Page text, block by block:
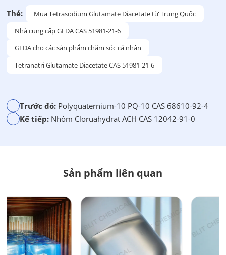
y
h
ế
Thẻ:
Mua Tetrasodium Glutamate Diacetate từ Trung Quốc
Nhà cung cấp GLDA CAS 51981-21-6
GLDA cho các sản phẩm chăm sóc cá nhân
Tetranatri Glutamate Diacetate CAS 51981-21-6
Trước đó: Polyquaternium-10 PQ-10 CAS 68610-92-4
Kế tiếp: Nhôm Cloruahydrat ACH CAS 12042-91-0
Sản phẩm liên quan